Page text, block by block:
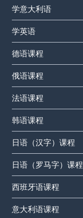
学意大利语
学英语
德语课程
俄语课程
法语课程
韩语课程
日语（汉字）课程
日语（罗马字）课程
西班牙语课程
意大利语课程